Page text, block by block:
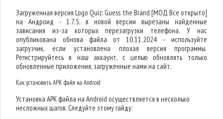
Загруженная версия Logo Quiz: Guess the Brand [МОД Все открыто]
на Андроид - 1.7.5, в новой версии вырезаны найденные
зависания из-за которых перезагрузки телефона. У нас
опубликована обнова файла от 10.11.2024 - используйте
загрузчик, если установлена плохая версия программы.
Регистрируйтесь в наш аккаунт, с целью обновлять только
обновленные приложения, загруженные нами на сайт.
Как установить APK файл на Android
Установка APK файла на Android осуществляется в несколько
несложных шагов. Следуйте этому гайду: